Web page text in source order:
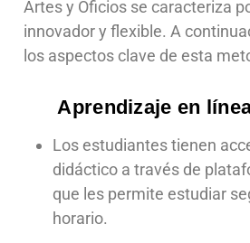
Artes y Oficios se caracteriza
innovador y flexible. A
los aspectos clave de esta
Aprendizaje en
Los estudiantes tienen
didáctico a través de
que les permite estudiar
horario.